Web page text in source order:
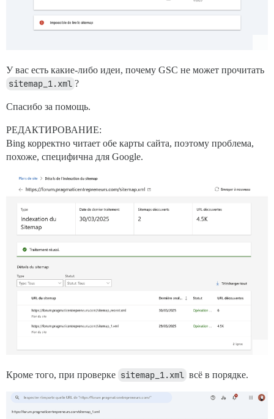
У вас есть какие-либо идеи, почему GSC не может прочитать
sitemap_1.xml ?
Спасибо за помощь.
РЕДАКТИРОВАНИЕ:
Bing корректно читает обе карты сайта, поэтому проблема,
похоже, специфична для Google.
Кроме того, при проверке sitemap_1.xml всё в порядке.